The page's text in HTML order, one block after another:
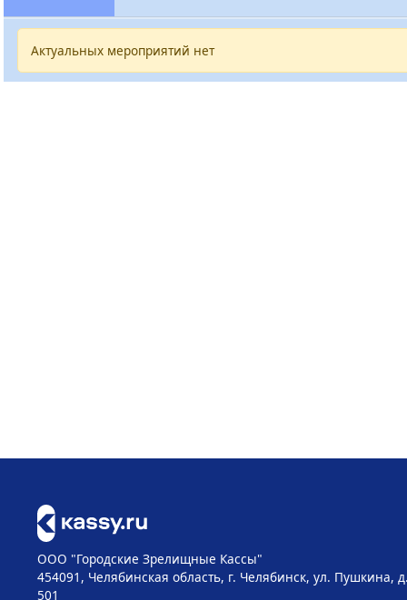
Актуальных мероприятий нет
ООО "Городские Зрелищные Кассы"
454091, Челябинская область, г. Челябинск, ул. Пушкина,
501